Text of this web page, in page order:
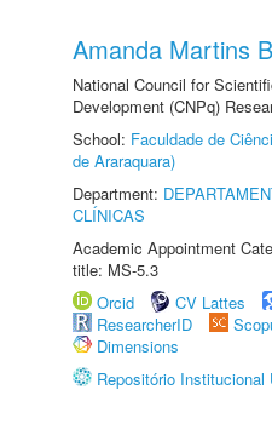
Amanda Martins
National Council for
Development (CNPq)
School: Faculdade de
de Araraquara)
Department:
CLÍNICAS
Academic Appointment
title: MS-5.3
Orcid
CV Lattes
ResearcherID
Dimensions
Repositório Institucional